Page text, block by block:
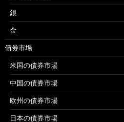
銀
金
債券市場
米国の債券市場
中国の債券市場
欧州の債券市場
日本の債券市場